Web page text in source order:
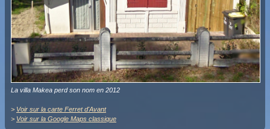
La villa Makea perd son nom en 2012
> Voir sur la carte Ferret d'Avant
> Voir sur la Google Maps classique